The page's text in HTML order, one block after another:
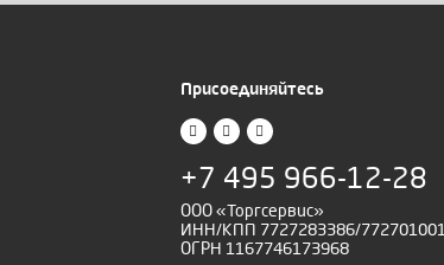
Присоединяйтесь
+7 495 966-12-28
ООО «Торгсервис»
ИНН/КПП 7727283386/772701001
ОГРН 1167746173968